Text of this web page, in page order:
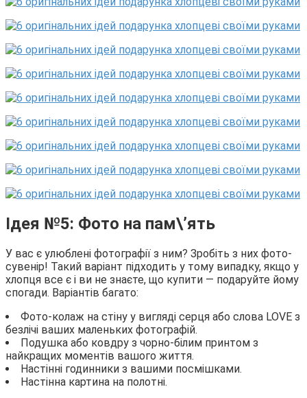
Ідея №5: Фото на пам\’ять
У вас є улюблені фотографії з ним? Зробіть з них фото-
сувенір! Такий варіант підходить у тому випадку, якщо у
хлопця все є і ви не знаєте, що купити — подаруйте йому
спогади. Варіантів багато:
Фото-колаж на стіну у вигляді серця або слова LOVE з
безлічі ваших маленьких фотографій.
Подушка або ковдру з чорно-білим принтом з
найкращих моментів вашого життя.
Настінні годинники з вашими посмішками.
Настінна картина на полотні.